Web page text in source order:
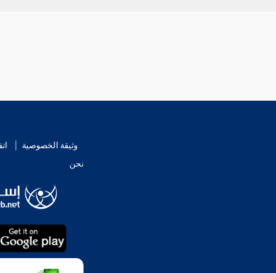
وثيقة الخصوصية
نحن